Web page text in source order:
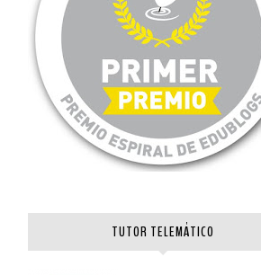
TUTOR TELEMÁTICO